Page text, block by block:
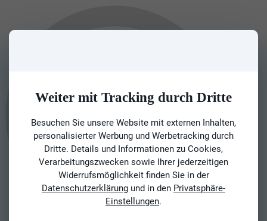
Weiter mit Tracking durch Dritte
Besuchen Sie unsere Website mit externen Inhalten,
personalisierter Werbung und Werbetracking durch
Dritte. Details und Informationen zu Cookies,
Verarbeitungszwecken sowie Ihrer jederzeitigen
Widerrufsmöglichkeit finden Sie in der
Datenschutzerklärung und in den Privatsphäre-
Einstellungen.